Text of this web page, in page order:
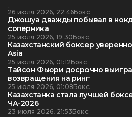
26 июля 2026, 22:46Бокс
Джошуа дважды побывал в
соперника
25 июля 2026, 19:30Бокс
Казахстанский боксер
Asia
25 июля 2026, 01:12Бокс
Тайсон Фьюри досрочно
возвращения на ринг
25 июля 2026, 01:08Бокс
Казахстанка стала лучшей
ЧА-2026
23 июля 2026, 21:53Бокс